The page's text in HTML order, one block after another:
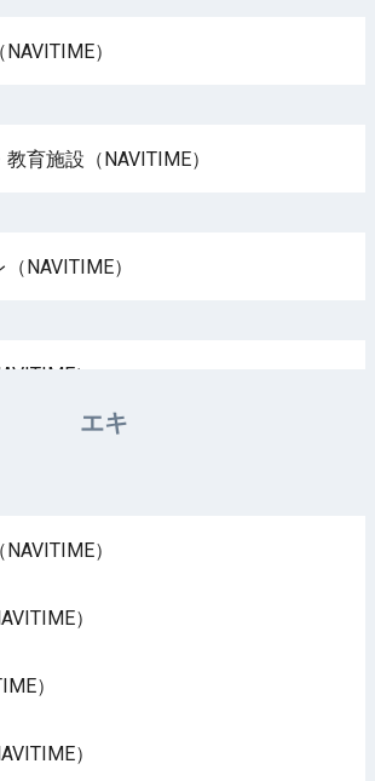
）
育施設（NAVITIME）
NAVITIME）
）
エキ
）
）
）
）